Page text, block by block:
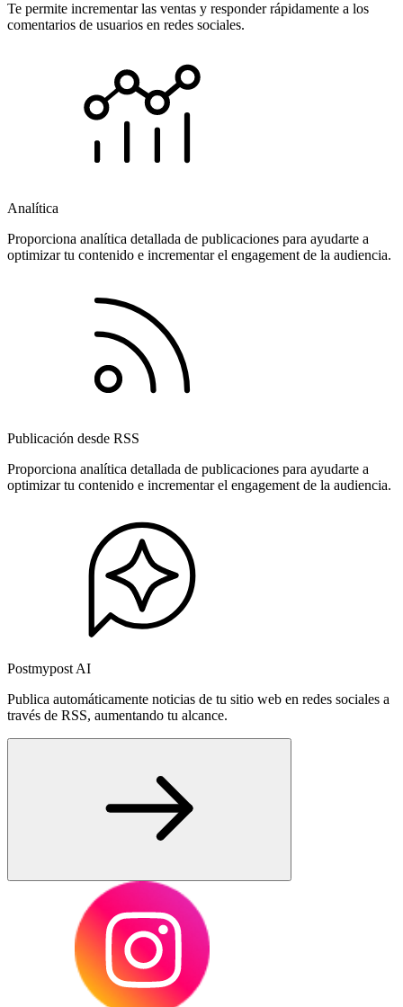
Te permite incrementar las ventas y responder rápidamente a los
comentarios de usuarios en redes sociales.
Analítica
Proporciona analítica detallada de publicaciones para ayudarte a
optimizar tu contenido e incrementar el engagement de la audiencia.
Publicación desde RSS
Proporciona analítica detallada de publicaciones para ayudarte a
optimizar tu contenido e incrementar el engagement de la audiencia.
Postmypost AI
Publica automáticamente noticias de tu sitio web en redes sociales a
través de RSS, aumentando tu alcance.